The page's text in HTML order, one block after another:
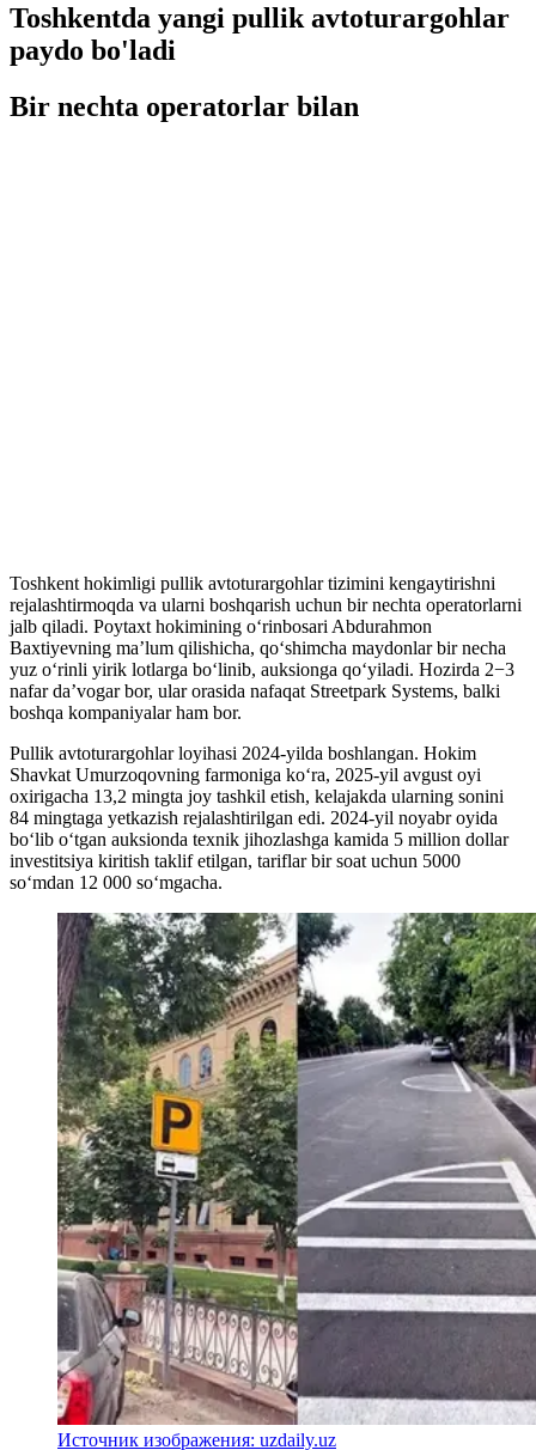
Toshkentda yangi pullik avtoturargohlar
paydo bo'ladi
Bir nechta operatorlar bilan
Toshkent hokimligi pullik avtoturargohlar tizimini kengaytirishni
rejalashtirmoqda va ularni boshqarish uchun bir nechta operatorlarni
jalb qiladi. Poytaxt hokimining o‘rinbosari Abdurahmon
Baxtiyevning ma’lum qilishicha, qo‘shimcha maydonlar bir necha
yuz o‘rinli yirik lotlarga bo‘linib, auksionga qo‘yiladi. Hozirda 2−3
nafar da’vogar bor, ular orasida nafaqat Streetpark Systems, balki
boshqa kompaniyalar ham bor.
Pullik avtoturargohlar loyihasi 2024-yilda boshlangan. Hokim
Shavkat Umurzoqovning farmoniga ko‘ra, 2025-yil avgust oyi
oxirigacha 13,2 mingta joy tashkil etish, kelajakda ularning sonini
84 mingtaga yetkazish rejalashtirilgan edi. 2024-yil noyabr oyida
bo‘lib o‘tgan auksionda texnik jihozlashga kamida 5 million dollar
investitsiya kiritish taklif etilgan, tariflar bir soat uchun 5000
so‘mdan 12 000 so‘mgacha.
Источник изображения: uzdaily.uz